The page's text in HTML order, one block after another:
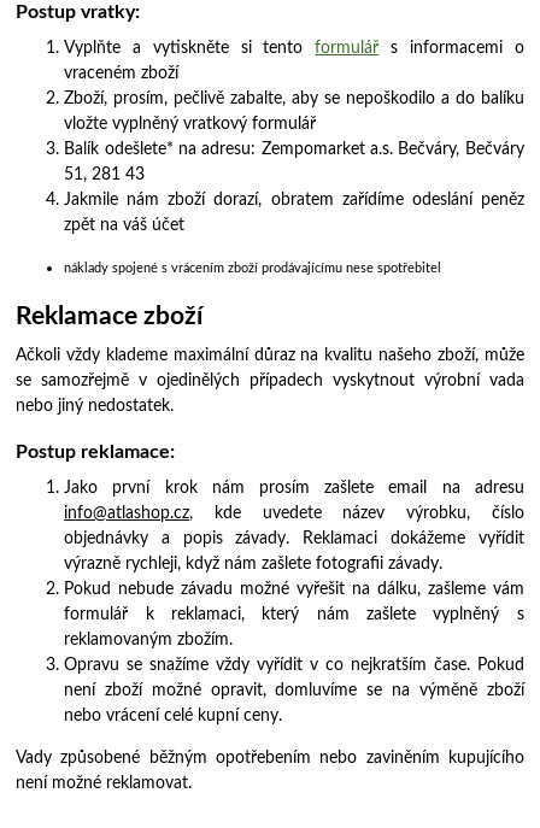
Postup vratky:
Vyplňte a vytiskněte si tentoformulář s informacemi o
vraceném zboží
Zboží, prosím, pečlivě zabalte, aby se nepoškodilo a do balíku
vložte vyplněný vratkový formulář
Balík odešlete* na adresu: Zempomarket a.s. Bečváry, Bečváry
51, 281 43
Jakmile nám zboží dorazí, obratem zařídíme odeslání peněz
zpět na váš účet
náklady spojené s vrácením zboží prodávajícímu nese spotřebitel
Reklamace zboží
Ačkoli vždy klademe maximální důraz na kvalitu našeho zboží, může
se samozřejmě v ojedinělých případech vyskytnout výrobní vada
nebo jiný nedostatek.
Postup reklamace:
Jako první krok nám prosím zašlete email na adresu
info@atlashop.cz, kde uvedete název výrobku, číslo
objednávky a popis závady. Reklamaci dokážeme vyřídit
výrazně rychleji, když nám zašlete fotografii závady.
Pokud nebude závadu možné vyřešit na dálku, zašleme vám
formulář k reklamaci, který nám zašlete vyplněný s
reklamovaným zbožím.
Opravu se snažíme vždy vyřídit v co nejkratším čase. Pokud
není zboží možné opravit, domluvíme se na výměně zboží
nebo vrácení celé kupní ceny.
Vady způsobené běžným opotřebením nebo zaviněním kupujícího
není možné reklamovat.